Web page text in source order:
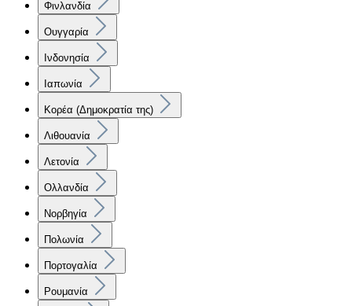
Φινλανδία
Ουγγαρία
Ινδονησία
Ιαπωνία
Κορέα (Δημοκρατία της)
Λιθουανία
Λετονία
Ολλανδία
Νορβηγία
Πολωνία
Πορτογαλία
Ρουμανία